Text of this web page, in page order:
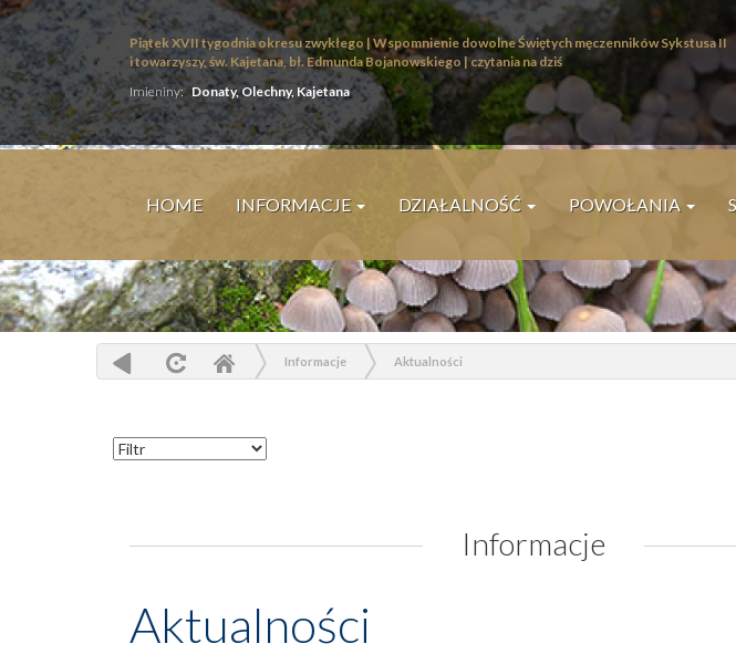
Piątek XVII tygodnia okresu zwykłego | Wspomnienie dowolne Świętych męczenników Sykstusa II
i towarzyszy, św. Kajetana, bł. Edmunda Bojanowskiego |czytania na dziś
Imieniny: Donaty, Olechny, Kajetana
HOME INFORMACJE DZIAŁALNOŚĆ POWOŁANIA
Informacje Aktualności
Informacje
Aktualności